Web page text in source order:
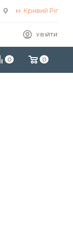
м. Кривий Ріг
УВІЙТИ
0 0